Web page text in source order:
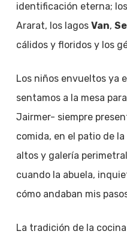
identificación eterna;
Ararat, los lagos Van,
cálidos y floridos y los
Los niños envueltos ya
sentamos a la mesa
Jairmer- siempre
comida, en el patio de
altos y galería
cuando la abuela,
cómo andaban mis
La tradición de la